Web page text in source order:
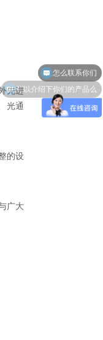
先进
光通
的设
广大
可以介绍下你们的产品么